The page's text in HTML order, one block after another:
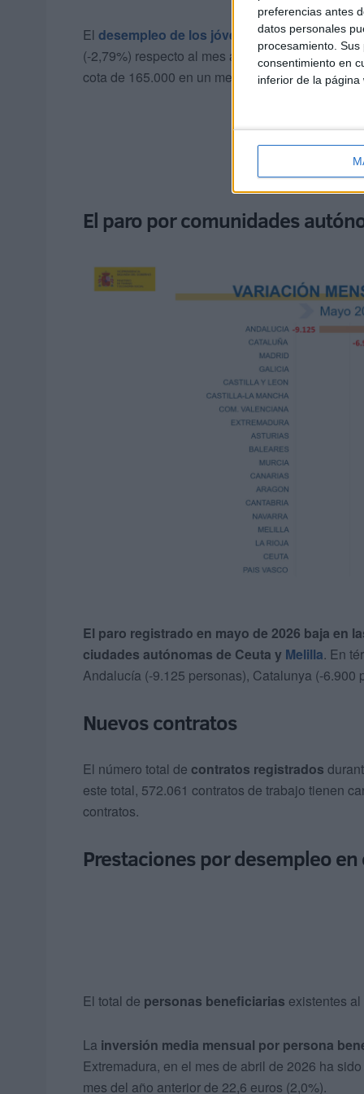
preferencias antes
datos personales
procesamiento.
consentimiento en
inferior de la página
El desempleo de los jóvenes menores de 25
(-2,79%) respecto al mes anterior. El total se
cota de 165.000 en un mes de mayo.
El paro por comunidades
El paro registrado en mayo de 2026 baja en
ciudades autónomas de Ceuta y Melilla. En
Andalucía (-9.125 personas), Catalunya (-
Nuevos contratos
El número total de contratos registrados
este total, 572.061 contratos de trabajo tienen
contratos.
Prestaciones por desempleo en
El total de personas beneficiarias existentes
La inversión media mensual por persona
Extremadura, en el mes de abril de 2026 ha
mes del año anterior de 22,6 euros (2,0%).